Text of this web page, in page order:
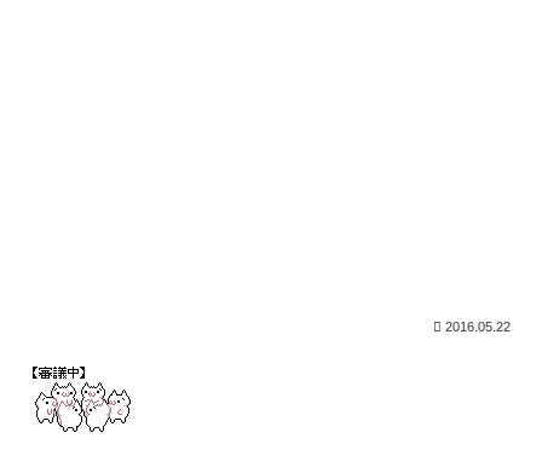
2016.05.22